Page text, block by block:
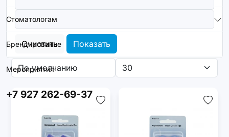
Стоматологам
Брендирование
Мероприятия
+7 927 262-69-37
Очистить Показать